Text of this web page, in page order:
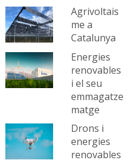
Agrivoltais
me a
Catalunya
Energies
renovables
i el seu
emmagatze
matge
Drons i
energies
renovables